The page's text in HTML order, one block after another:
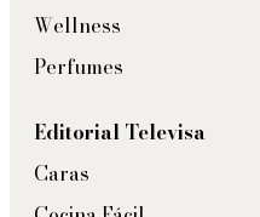
Wellness
Perfumes
Editorial Televisa
Caras